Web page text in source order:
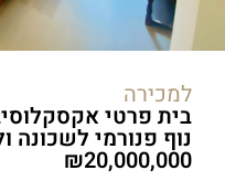
למכירה
בית פרטי
נוף פנורמי לשכונה
20,000,000